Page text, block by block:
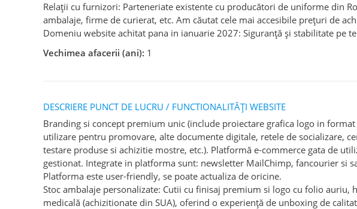
Relații cu furnizori: Parteneriate existente cu producători de uniforme din
ambalaje, firme de curierat, etc. Am căutat cele mai accesibile prețuri de
Domeniu website achitat pana in ianuarie 2027: Siguranță și stabilitate pe
Vechimea afacerii (ani): 1
DESCRIERE PUNCT DE LUCRU / FUNCTIONALITĂȚI WEBSITE
Branding si concept premium unic (include proiectare grafica logo in
utilizare pentru promovare, alte documente digitale, retele de socializare,
testare produse si achizitie mostre, etc.). Platformă e-commerce gata de
gestionat. Integrate in platforma sunt: newsletter MailChimp, fancourier si
Platforma este user-friendly, se poate actualiza de oricine.
Stoc ambalaje personalizate: Cutii cu finisaj premium si logo cu folio
medicală (achizitionate din SUA), oferind o experiență de unboxing de